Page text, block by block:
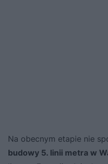
Na obecnym etapie nie
budowy 5. linii metra w